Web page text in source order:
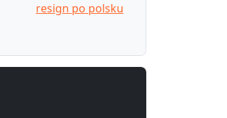
resign po polsku